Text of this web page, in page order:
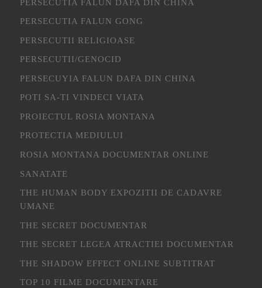
PERSECUTIA FALUN GONG
PERSECUTII RELIGIOASE
PERSECUTII/GENOCID
PERSECUYIA FALUN DAFA DIN CHINA
POTI SA-TI VINDECI VIATA
PROIECTUL ROSIA MONTANA
PROTECTIA MEDIULUI
ROSIA MONTANA DOCUMENTAR ONLINE
SANATATE
THE HUMAN BODY EXPOZITII DE CADAVRE
UMANE
THE SECRET DOCUMENTAR
THE SECRET LEGEA ATRACTIEI DOCUMENTAR
THE SHADOW EFFECT ONLINE SUBTITRAT
TOP 10 FILME DOCUMENTARE